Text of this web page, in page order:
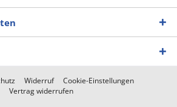
Widerruf
Cookie-Einstellungen
Vertrag widerrufen